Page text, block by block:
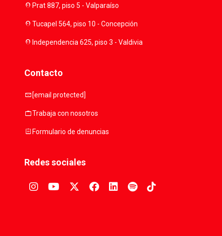
location_onPrat 887, piso 5 - Valparaíso
location_onTucapel 564, piso 10 - Concepción
location_onIndependencia 625, piso 3 - Valdivia
Contacto
mail [email protected]
workTrabaja con nosotros
assignmentFormulario de denuncias
Redes sociales